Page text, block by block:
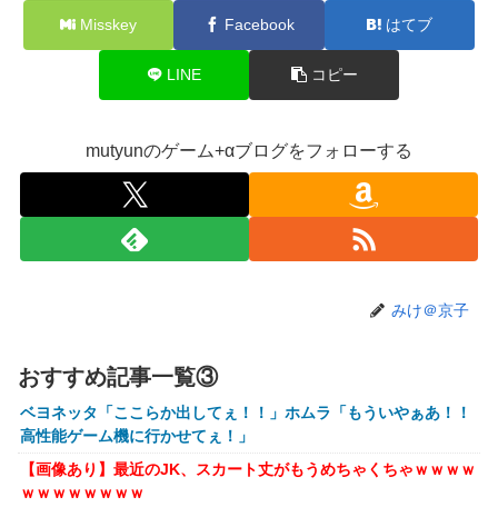
グランって聞いたんだけど
【艦これ】今から提督に着任するなら皆吹雪初期艦なんだろ
【悲報】風俗嬢やってる女の末路ｗｗｗｗｗｗｗｗｗｗｗ
【警告】社会人「スムージーにキウイ皮ごと入れよ。これ美
容にいいんだよね〜」→ 結果…
【画像】コスプレイヤーが死ぬ気で痩せた結果ｗｗｗｗ
【衝撃】クルタ族虐 殺の犯人、ツェリードニヒで確定！ク
オコエ瑠偉、メキシコに渡って2球団を即クビ→SNS更新が3
ヶ月間止まって消息不明に
町の弁当屋「申し訳ないが消費税1%になったらその分商品
代を値上げするわ」
パパ活不倫を暴露された大物芸人さん(63)、晒されたLINEが
Misskey Facebook はてブ
LINE コピー
mutyunのゲーム+αブログをフォローする
みけ＠京子
おすすめ記事一覧③
ベヨネッタ「ここらか出してぇ！！」ホムラ「もういやぁあ！！
高性能ゲーム機に行かせてぇ！」
【画像あり】最近のJK、スカート丈がもうめちゃくちゃｗｗｗｗ
ｗｗｗｗｗｗｗｗ